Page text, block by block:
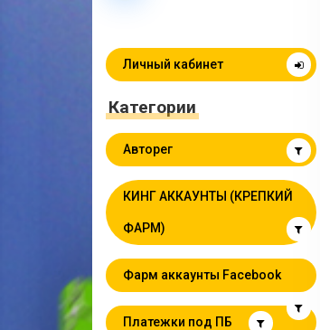
Личный кабинет
Категории
Авторег
КИНГ АККАУНТЫ (КРЕПКИЙ
ФАРМ)
Фарм аккаунты Facebook
Платежки под ПБ